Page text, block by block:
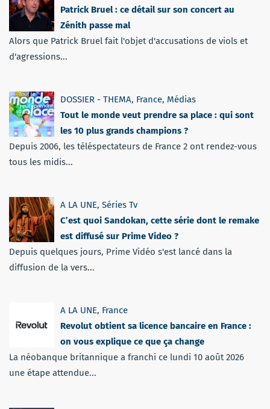
Patrick Bruel : ce détail sur son concert au
Zénith passe mal
Alors que Patrick Bruel fait l'objet d'accusations de viols et
d'agressions...
DOSSIER - THEMA, France, Médias
Tout le monde veut prendre sa place : qui sont
les 10 plus grands champions ?
Depuis 2006, les téléspectateurs de France 2 ont rendez-vous
tous les midis...
A LA UNE, Séries Tv
C’est quoi Sandokan, cette série dont le remake
est diffusé sur Prime Video ?
Depuis quelques jours, Prime Vidéo s'est lancé dans la
diffusion de la vers...
A LA UNE, France
Revolut obtient sa licence bancaire en France :
on vous explique ce que ça change
La néobanque britannique a franchi ce lundi 10 août 2026
une étape attendue...